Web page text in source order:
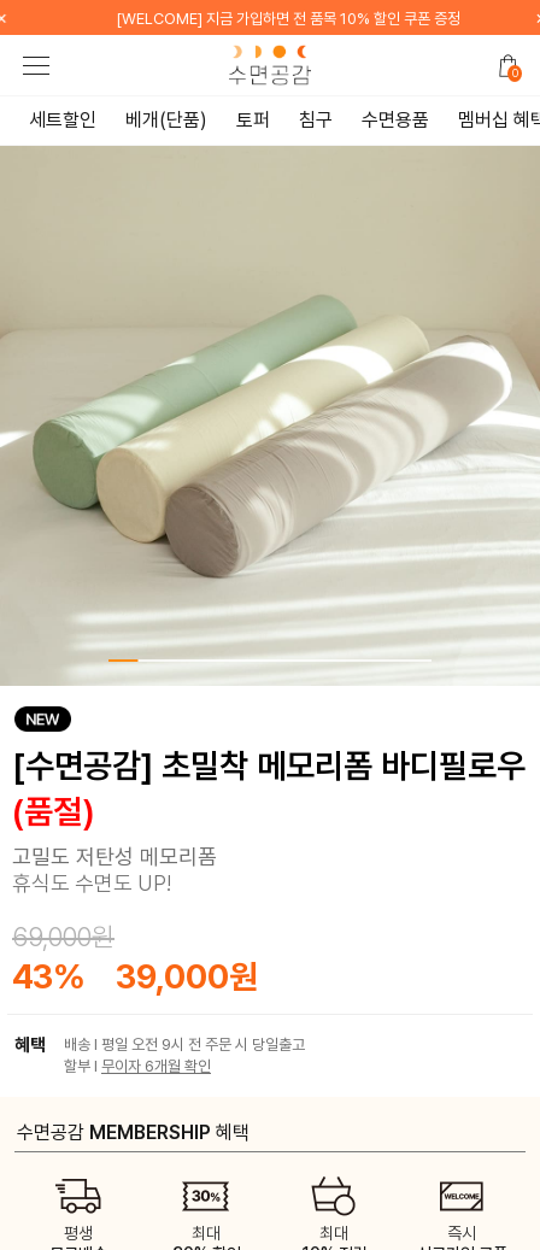
10% 할인 쿠폰 증정 × [WELCOME] 카카오톡 채널 친
0
세트할인 베개(단품) 토퍼 침구 수면용품 멤버십 혜
[수면공감] 초밀착 메모리폼 바디필로우
(품절)
고밀도 저탄성 메모리폼
휴식도 수면도 UP!
69,000원
43% 39,000원
혜택
배송 I 평일 오전 9시 전 주문 시 당일출고
할부 I 무이자 6개월 확인
수면공감 MEMBERSHIP 혜택
평생
최대
최대
즉시